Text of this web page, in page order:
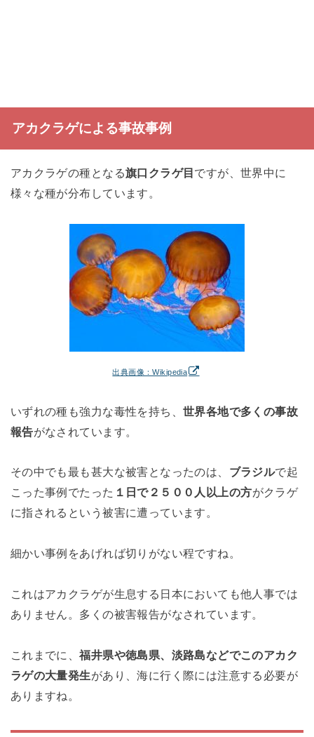
アカクラゲによる事故事例
アカクラゲの種となる旗口クラゲ目 ですが、世界中に
様々な種が分布しています。
出典画像：Wikipedia
いずれの種も強力な毒性を持ち、世界各地で多くの事故
報告がなされています。
その中でも最も甚大な被害となったのは、 ブラジルで起
こった事例でたった １日で２５００人以上の方がクラゲ
に指されるという被害に遭っています。
細かい事例をあげれば切りがない程ですね。
これはアカクラゲが生息する日本においても他人事では
ありません。多くの被害報告がなされています。
これまでに、福井県や徳島県、淡路島などでこのアカク
ラゲの大量発生があり、海に行く際には注意する必要が
ありますね。